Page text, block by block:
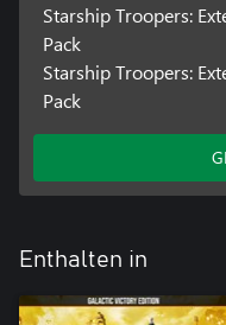
Starship Troopers:
Pack
Starship Troopers:
Pack
Enthalten in